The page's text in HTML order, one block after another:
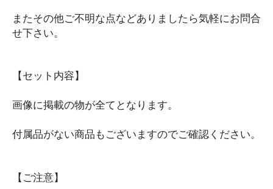
カメラ・映像機器
ゲームパッド・コントローラー
マウスパッド類
まとめ売り・セット
充電器
iPhone用その他アクセサリー
またその他ご不明な点などありましたら気軽にお問合
せ下さい。
【セット内容】
画像に掲載の物が全てとなります。
付属品がない商品もございますのでご確認ください。
【ご注意】